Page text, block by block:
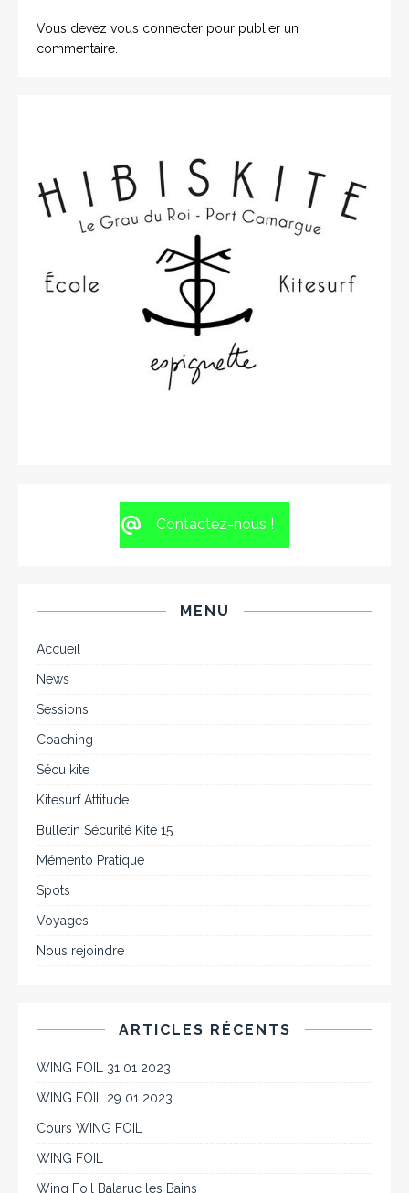
Vous devez vous connecter pour publier un
commentaire.
Contactez-nous !
MENU
Accueil
News
Sessions
Coaching
Sécu kite
Kitesurf Attitude
Bulletin Sécurité Kite 15
Mémento Pratique
Spots
Voyages
Nous rejoindre
ARTICLES RÉCENTS
WING FOIL 31 01 2023
WING FOIL 29 01 2023
Cours WING FOIL
WING FOIL
Wing Foil Balaruc les Bains